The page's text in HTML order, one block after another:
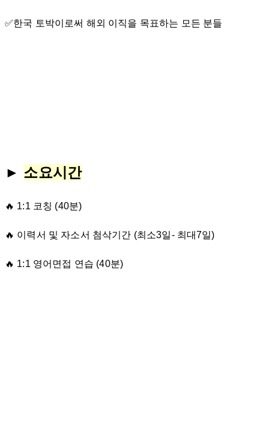
✅한국 토박이로써 해외 이직을 목표하는 모든 분들
► 소요시간
🔥 1:1 코칭 (40분)
🔥 이력서 및 자소서 첨삭기간 (최소3일- 최대7일)
🔥 1:1 영어면접 연습 (40분)